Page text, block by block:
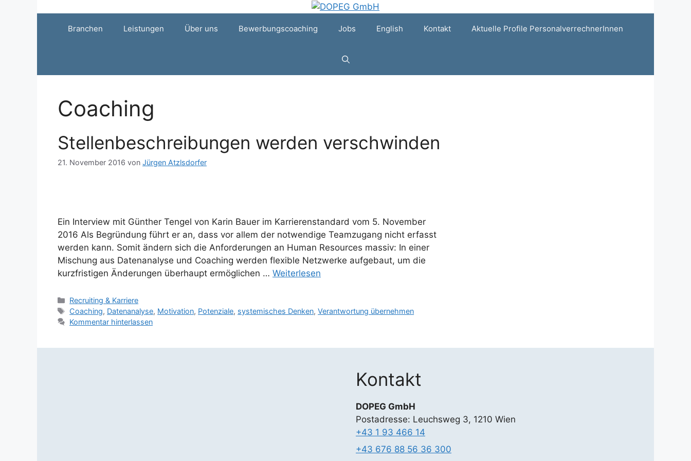
Branchen Leistungen Über uns Bewerbungscoaching Jobs English Kontakt Aktuelle Profile PersonalverrechnerInnen
Coaching
Stellenbeschreibungen werden verschwinden
21. November 2016 von Jürgen Atzlsdorfer
Ein Interview mit Günther Tengel von Karin Bauer im Karrierenstandard vom 5. November
2016 Als Begründung führt er an, dass vor allem der notwendige Teamzugang nicht erfasst
werden kann. Somit ändern sich die Anforderungen an Human Resources massiv: In einer
Mischung aus Datenanalyse und Coaching werden flexible Netzwerke aufgebaut, um die
kurzfristigen Änderungen überhaupt ermöglichen … Weiterlesen
Kategorien
Recruiting & Karriere
Schlagwörter
Coaching, Datenanalyse, Motivation, Potenziale, systemisches Denken,Verantwortung übernehmen
Kommentar hinterlassen
Kontakt
DOPEG GmbH
Postadresse: Leuchsweg 3, 1210 Wien
+43 1 93 466 14
+43 676 88 56 36 300